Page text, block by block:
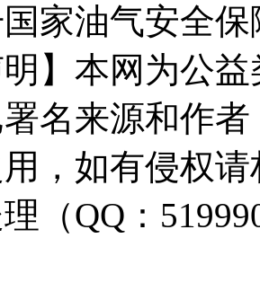
家油气安全
明】本网为公
名来源和作
，如有侵权
（QQ：